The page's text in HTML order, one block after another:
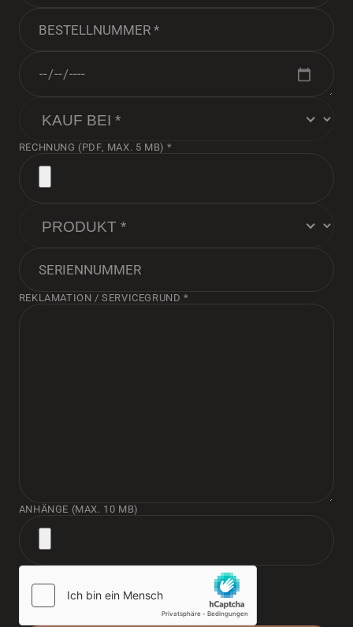
RECHNUNG (PDF, MAX. 5 MB) *
REKLAMATION / SERVICEGRUND *
ANHÄNGE (MAX. 10 MB)